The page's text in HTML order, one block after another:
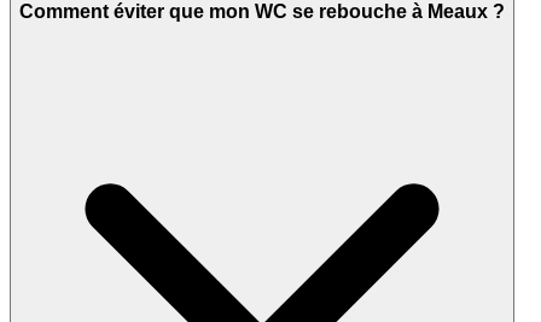
Comment éviter que mon WC se rebouche à Meaux ?